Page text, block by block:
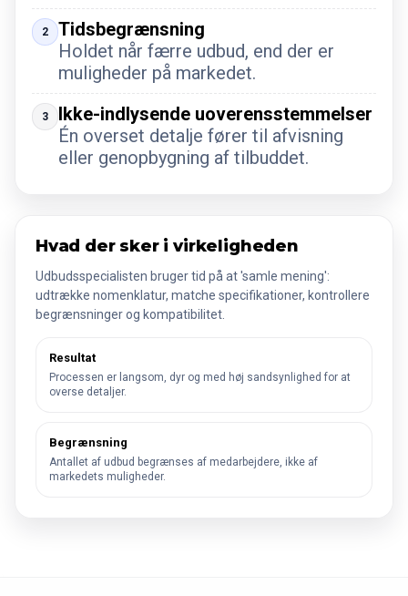
2
Tidsbegrænsning
Holdet når færre udbud, end der er
muligheder på markedet.
3
Ikke-indlysende uoverensstemmelser
Én overset detalje fører til afvisning
eller genopbygning af tilbuddet.
Hvad der sker i virkeligheden
Udbudsspecialisten bruger tid på at 'samle mening':
udtrække nomenklatur, matche specifikationer, kontrollere
begrænsninger og kompatibilitet.
Resultat
Processen er langsom, dyr og med høj sandsynlighed for at
overse detaljer.
Begrænsning
Antallet af udbud begrænses af medarbejdere, ikke af
markedets muligheder.